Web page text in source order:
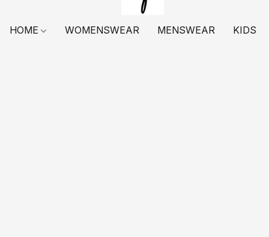
HOME WOMENSWEAR MENSWEAR KIDS